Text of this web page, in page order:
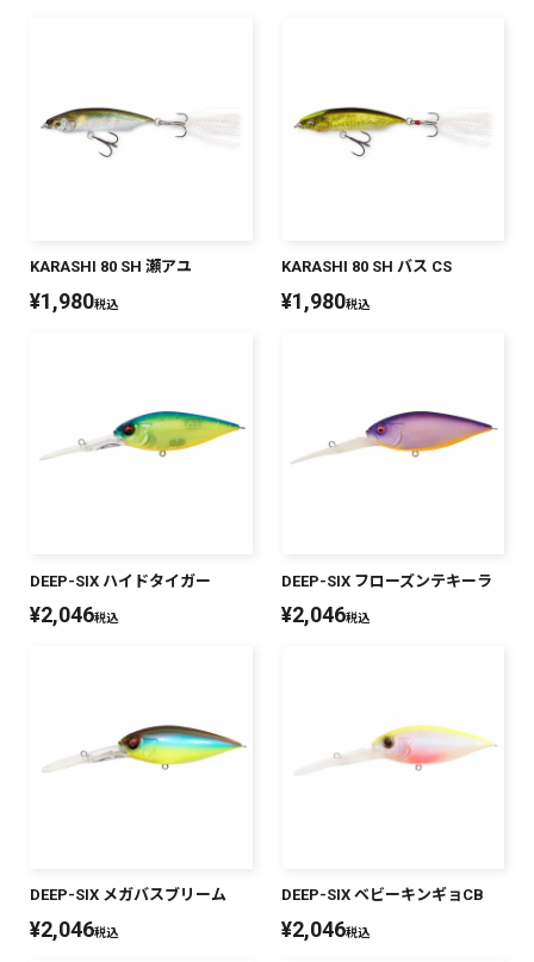
KARASHI 80 SH 瀬アユ
¥1,980税込
KARASHI 80 SH バス CS
¥1,980税込
DEEP-SIX ハイドタイガー
¥2,046税込
DEEP-SIX フローズンテキーラ
¥2,046税込
DEEP-SIX メガバスブリーム
¥2,046税込
DEEP-SIX ベビーキンギョCB
¥2,046税込